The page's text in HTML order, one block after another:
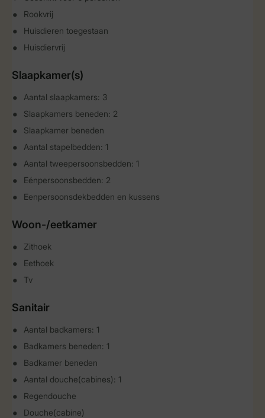
Rookvrij
Huisdieren toegestaan
Huisdiervrij
Slaapkamer(s)
Aantal slaapkamers: 3
Slaapkamers beneden: 2
Slaapkamer beneden
Aantal stapelbedden: 1
Aantal tweepersoonsbedden: 1
Eénpersoonsbedden: 2
Eenpersoonsdekbedden en kussens
Woon-/eetkamer
Zithoek
Eethoek
Tv
Sanitair
Aantal badkamers: 1
Badkamers beneden: 1
Badkamer beneden
Aantal douche(cabines): 1
Regendouche
Douche(cabine)